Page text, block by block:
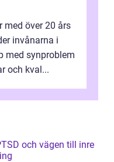
med över 20 års
invånarna i
med synproblem
och kval...
och vägen till inre